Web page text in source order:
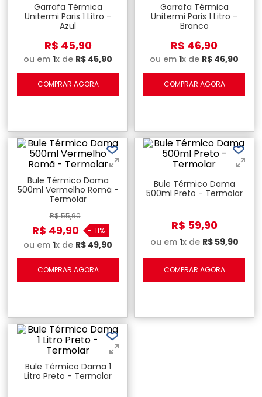
Garrafa Térmica
Unitermi Paris 1 Litro -
Azul
R$ 45,90
ou em 1x de R$ 45,90
COMPRAR AGORA
Garrafa Térmica
Unitermi Paris 1 Litro -
Branco
R$ 46,90
ou em 1x de R$ 46,90
COMPRAR AGORA
Bule Térmico Dama
500ml Vermelho Romã -
Termolar
R$55,90
R$ 49,90 - 11%
ou em 1x de R$ 49,90
COMPRAR AGORA
Bule Térmico Dama
500ml Preto - Termolar
R$ 59,90
ou em 1x de R$ 59,90
COMPRAR AGORA
Bule Térmico Dama 1
Litro Preto - Termolar